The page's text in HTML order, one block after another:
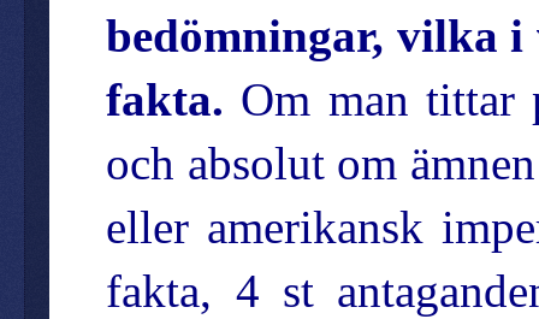
bedömningar, vilka
fakta. Om man tittar
och absolut om
eller amerikansk
fakta, 4 st